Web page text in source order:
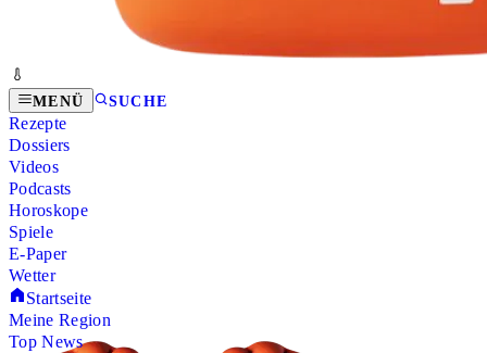
MENÜ SUCHE
Rezepte
Dossiers
Videos
Podcasts
Horoskope
Spiele
E-Paper
Wetter
Startseite
Meine Region
Top News